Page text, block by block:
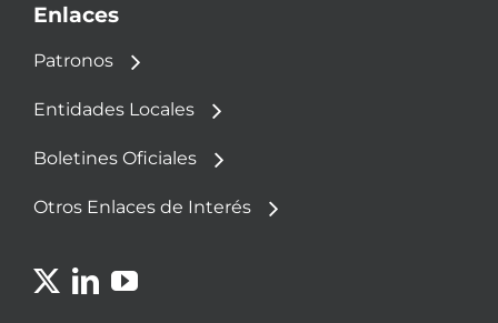
Enlaces
Patronos
Entidades Locales
Boletines Oficiales
Otros Enlaces de Interés